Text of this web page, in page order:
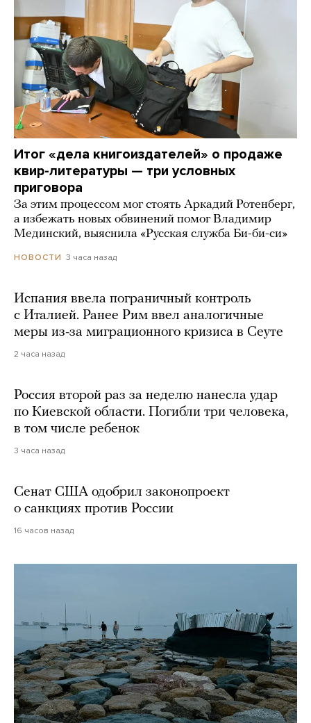
Итог «дела книгоиздателей» о продаже
квир-литературы — три условных
приговора
За этим процессом мог стоять Аркадий Ротенберг,
а избежать новых обвинений помог Владимир
Мединский, выяснила «Русская служба Би-би-си»
НОВОСТИ 3 часа назад
Испания ввела пограничный контроль
с Италией. Ранее Рим ввел аналогичные
меры из-за миграционного кризиса в Сеуте
2 часа назад
Россия второй раз за неделю нанесла удар
по Киевской области. Погибли три человека,
в том числе ребенок
3 часа назад
Сенат США одобрил законопроект
о санкциях против России
16 часов назад